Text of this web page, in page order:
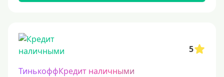
5
ТинькоффКредит наличными